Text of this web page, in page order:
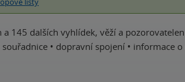
a 145 dalších vyhlídek, věží a
souřadnice • dopravní spojení • informace